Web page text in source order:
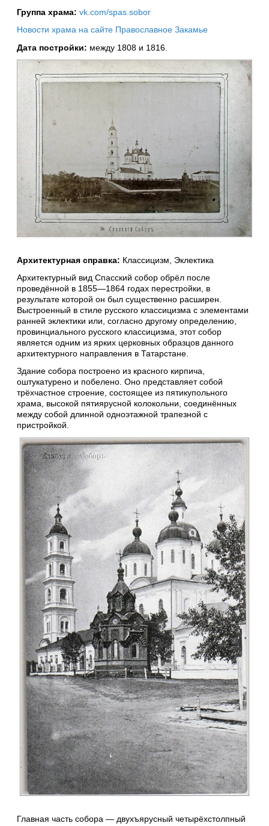
Группа храма: vk.com/spas.sobor
Новости храма на сайте Православное Закамье
Дата постройки: между 1808 и 1816.
Архитектурная справка: Классицизм, Эклектика
Архитектурный вид Спасский собор обрёл после
проведённой в 1855—1864 годах перестройки, в
результате которой он был существенно расширен.
Выстроенный в стиле русского классицизма с элементами
ранней эклектики или, согласно другому определению,
провинциального русского классицизма, этот собор
является одним из ярких церковных образцов данного
архитектурного направления в Татарстане.
Здание собора построено из красного кирпича,
оштукатурено и побелено. Оно представляет собой
трёхчастное строение, состоящее из пятикупольного
храма, высокой пятиярусной колокольни, соединённых
между собой длинной одноэтажной трапезной с
пристройкой.
Главная часть собора — двухъярусный четырёхстолпный